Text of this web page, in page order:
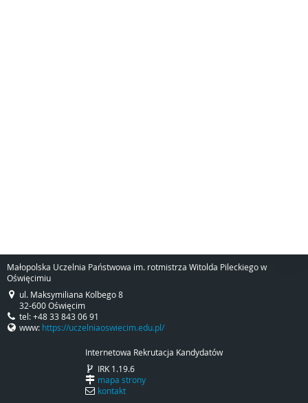
Małopolska Uczelnia Państwowa im. rotmistrza Witolda Pileckiego w
Oświęcimiu
ul. Maksymiliana Kolbego 8
32-600 Oświęcim
tel: +48 33 843 06 91
www: https://uczelniaoswiecim.edu.pl/
Internetowa Rekrutacja Kandydatów
IRK 1.19.6
mapa strony
kontakt